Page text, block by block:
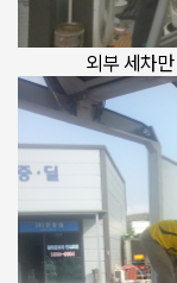
외부 세차